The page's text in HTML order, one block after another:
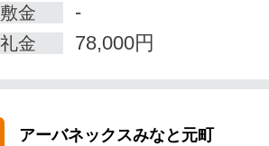
敷金 -
礼金 78,000円
アーバネックスみなと元町